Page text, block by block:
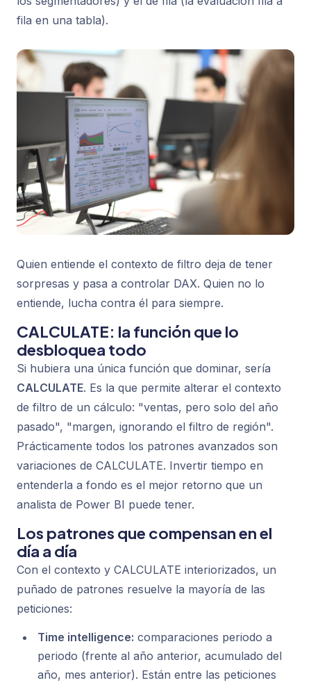
fila en una tabla).
Quien entiende el contexto de filtro deja de tener
sorpresas y pasa a controlar DAX. Quien no lo
entiende, lucha contra él para siempre.
CALCULATE: la función que lo
desbloquea todo
Si hubiera una única función que dominar, sería
CALCULATE. Es la que permite alterar el contexto
de filtro de un cálculo: "ventas, pero solo del año
pasado", "margen, ignorando el filtro de región".
Prácticamente todos los patrones avanzados son
variaciones de CALCULATE. Invertir tiempo en
entenderla a fondo es el mejor retorno que un
analista de Power BI puede tener.
Los patrones que compensan en el
día a día
Con el contexto y CALCULATE interiorizados, un
puñado de patrones resuelve la mayoría de las
peticiones:
Time intelligence: comparaciones periodo a
periodo (frente al año anterior, acumulado del
año, mes anterior). Están entre las peticiones